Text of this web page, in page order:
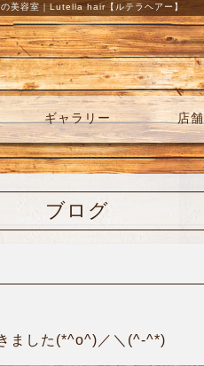
美容室｜Lutella hair【ルテラヘアー】
ギャラリー 店
ブログ
ました(*^o^)／＼(^-^*)